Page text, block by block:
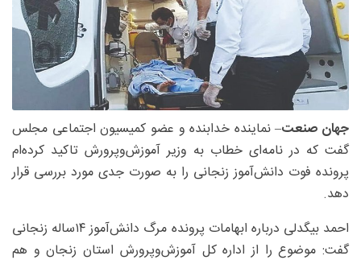
جهان صنعت– نماینده خدابنده و عضو کمیسیون اجتماعی مجلس
گفت که در نامه‌ای خطاب به وزیر آموزش‌وپرورش تاکید کرده‌ام
پرونده فوت دانش‌آموز زنجانی را به صورت جدی مورد بررسی قرار
دهد.
احمد بیگدلی درباره ابهامات پرونده مرگ دانش‌آموز ۱۴ساله زنجانی
گفت: موضوع را از اداره کل آموزش‌وپرورش استان زنجان و هم